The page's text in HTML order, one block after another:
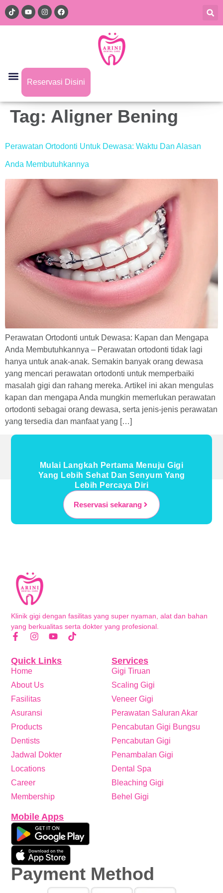
Reservasi Disini
Tag: Aligner Bening
Perawatan Ortodonti Untuk Dewasa: Waktu Dan Alasan
Anda Membutuhkannya
Perawatan Ortodonti untuk Dewasa: Kapan dan Mengapa
Anda Membutuhkannya – Perawatan ortodonti tidak lagi
hanya untuk anak-anak. Semakin banyak orang dewasa
yang mencari perawatan ortodonti untuk memperbaiki
masalah gigi dan rahang mereka. Artikel ini akan mengulas
kapan dan mengapa Anda mungkin memerlukan perawatan
ortodonti sebagai orang dewasa, serta jenis-jenis perawatan
yang tersedia dan manfaat yang […]
Mulai Langkah Pertama Menuju Gigi
Yang Lebih Sehat Dan Senyum Yang
Lebih Percaya Diri
Reservasi sekarang
Klinik gigi dengan fasilitas yang super nyaman, alat dan bahan
yang berkualitas serta dokter yang profesional.
Services
Gigi Tiruan
Scaling Gigi
Veneer Gigi
Perawatan Saluran Akar
Pencabutan Gigi Bungsu
Pencabutan Gigi
Penambalan Gigi
Dental Spa
Bleaching Gigi
Behel Gigi
Quick Links
Home
About Us
Fasilitas
Asuransi
Products
Dentists
Jadwal Dokter
Locations
Career
Membership
Mobile Apps
Payment Method